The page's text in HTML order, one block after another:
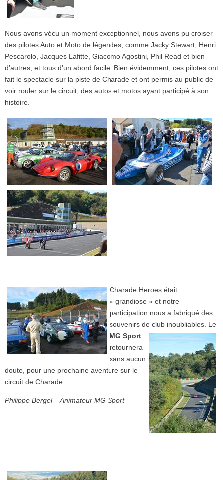
Nous avons vécu un moment exceptionnel, nous avons pu croiser
des pilotes Auto et Moto de légendes, comme Jacky Stewart, Henri
Pescarolo, Jacques Lafitte, Giacomo Agostini, Phil Read et bien
d’autres, et tous d’un abord facile. Bien évidemment, ces pilotes ont
fait le spectacle sur la piste de Charade et ont permis au public de
voir rouler sur le circuit, des autos et motos ayant participé à son
histoire.
Charade Heroes était
« grandiose » et notre
participation nous a fabriqué des
souvenirs de club inoubliables. Le
MG Sport
retournera
sans aucun
doute, pour une prochaine aventure sur le
circuit de Charade.
Philippe Bergel – Animateur MG Sport